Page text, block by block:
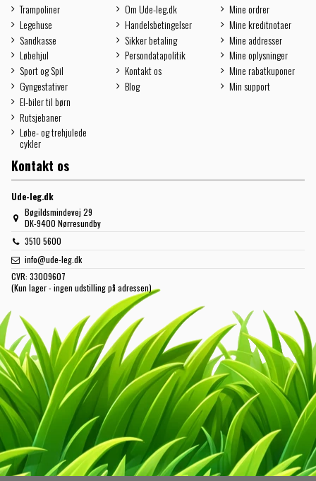
Trampoliner
Legehuse
Sandkasse
Løbehjul
Sport og Spil
Gyngestativer
El-biler til børn
Rutsjebaner
Løbe- og trehjulede
cykler
Om Ude-leg.dk
Handelsbetingelser
Sikker betaling
Persondatapolitik
Kontakt os
Blog
Mine ordrer
Mine kreditnotaer
Mine addresser
Mine oplysninger
Mine rabatkuponer
Min support
Kontakt os
Ude-leg.dk
Bøgildsmindevej 29
DK-9400 Nørresundby
3510 5600
info@ude-leg.dk
CVR: 33009607
(Kun lager - ingen udstilling på adressen)